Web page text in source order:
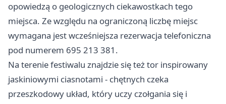
opowiedzą o geologicznych ciekawostkach tego
miejsca. Ze względu na ograniczoną liczbę miejsc
wymagana jest wcześniejsza rezerwacja telefoniczna
pod numerem 695 213 381.
Na terenie festiwalu znajdzie się też tor inspirowany
jaskiniowymi ciasnotami - chętnych czeka
przeszkodowy układ, który uczy czołgania się i